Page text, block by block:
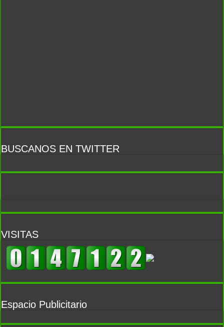
BUSCANOS EN TWITTER
VISITAS
Espacio Publicitario